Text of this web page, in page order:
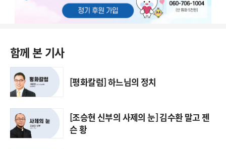
함께 본 기사
[평화칼럼] 하느님의 정치
[조승현 신부의 사제의 눈] 김수환 말고 젠
슨 황